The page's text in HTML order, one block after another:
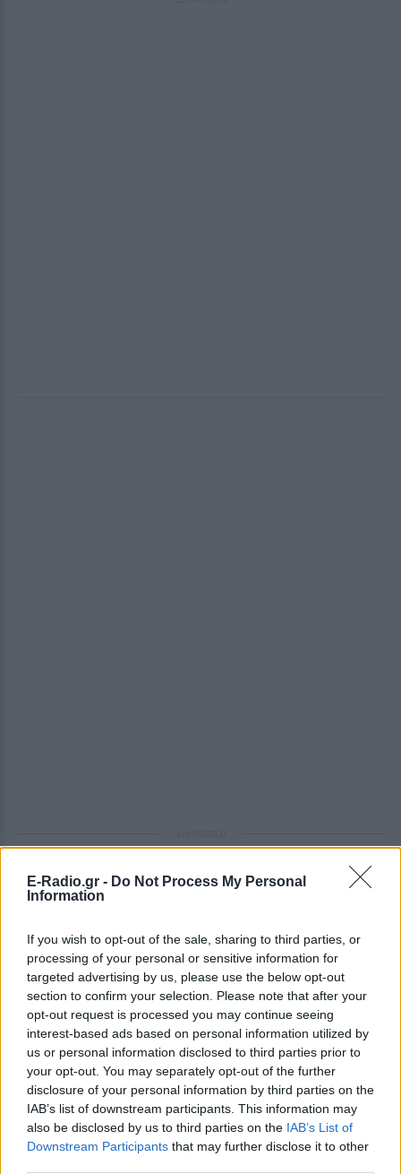
E-Radio.gr - Do Not Process My Personal
Information
If you wish to opt-out of the sale, sharing to third parties, or
processing of your personal or sensitive information for
targeted advertising by us, please use the below opt-out
section to confirm your selection. Please note that after your
opt-out request is processed you may continue seeing
interest-based ads based on personal information utilized by
us or personal information disclosed to third parties prior to
your opt-out. You may separately opt-out of the further
disclosure of your personal information by third parties on the
IAB’s list of downstream participants. This information may
also be disclosed by us to third parties on the IAB’s List of
Downstream Participants that may further disclose it to other